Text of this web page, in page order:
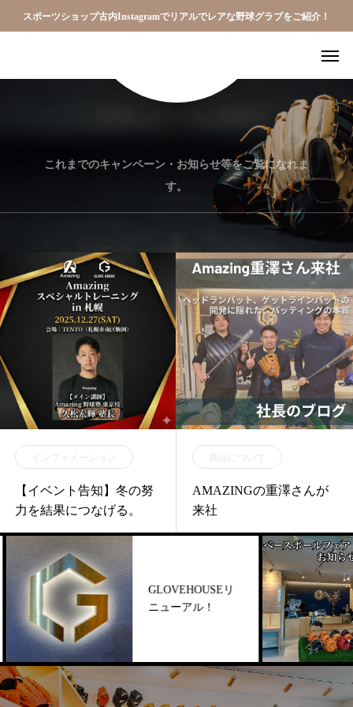
スポーツショップ古内Instagramでリアルでレアな野球グラブをご紹介！
これまでのキャンペーン・お知らせ等をご覧になれま
す。
インフォメーション
【イベント告知】冬の努
力を結果につなげる。
商品について
AMAZINGの重澤さんが
来社
GLOVEHOUSEリ
ニューアル！